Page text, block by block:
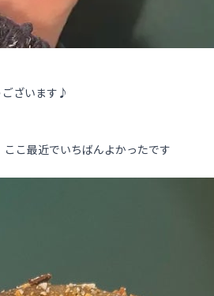
ざいます♪
こ最近でいちばんよかったです